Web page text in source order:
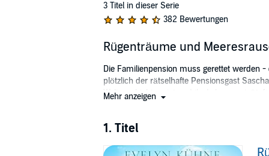
3 Titel in dieser Serie
382 Bewertungen
Rügenträume und
Die Familienpension muss gerettet werden
plötzlich der rätselhafte Pensionsgast
Weltgeschichte reist und ihr Leben genießt,
als sie bisher dachte.
Rügenträume und Meeresrauschenist der
Mehr anzeigen
1. Titel